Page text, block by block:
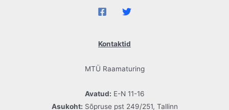
Kontaktid
MTÜ Raamaturing
Avatud: E-N 11-16
Asukoht: Sõpruse pst 249/251, Tallinn